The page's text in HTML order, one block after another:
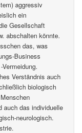
aggressiv
ein
Gesellschaft
abschalten könnte.
das, was
Business
Verständnis auch
biologisch
auch das individuelle
neurologisch.